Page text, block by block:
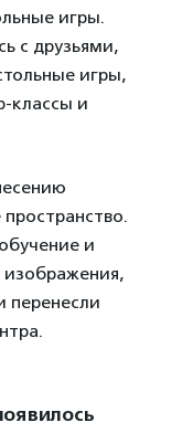
игры.
с друзьями,
игры,
классы и
и
изображения,
перенесли